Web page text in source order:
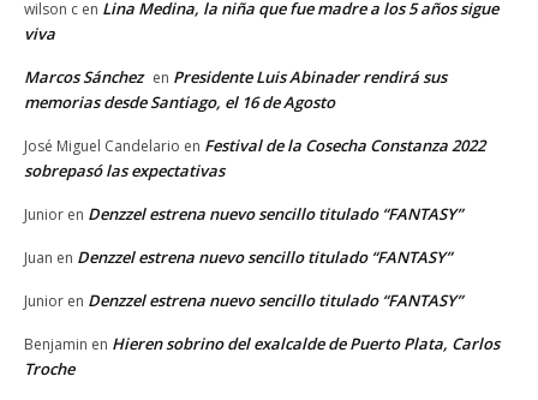
wilson c en Lina Medina, la niña que fue madre a los 5 años sigue
viva
Marcos Sánchez en Presidente Luis Abinader rendirá sus
memorias desde Santiago, el 16 de Agosto
José Miguel Candelario en Festival de la Cosecha Constanza 2022
sobrepasó las expectativas
Junior en Denzzel estrena nuevo sencillo titulado “FANTASY”
Juan en Denzzel estrena nuevo sencillo titulado “FANTASY”
Junior en Denzzel estrena nuevo sencillo titulado “FANTASY”
Benjamin en Hieren sobrino del exalcalde de Puerto Plata, Carlos
Troche